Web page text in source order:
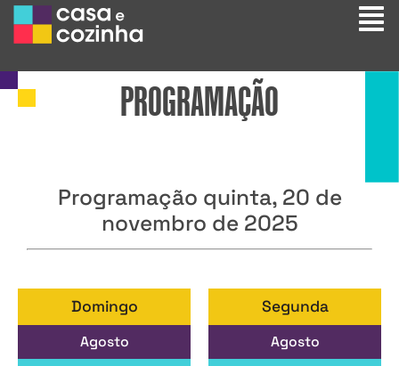
PROGRAMAÇÃO
Programação quinta, 20 de
novembro de 2025
Domingo
Agosto
Segunda
Agosto